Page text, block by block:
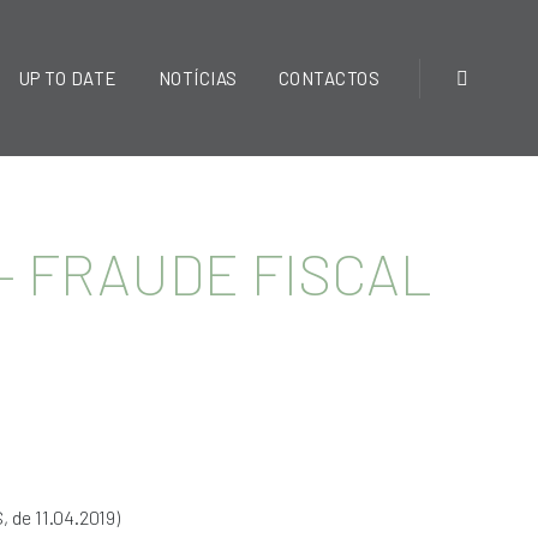
UP TO DATE NOTÍCIAS CONTACTOS
FISCAL
11.04.2019)